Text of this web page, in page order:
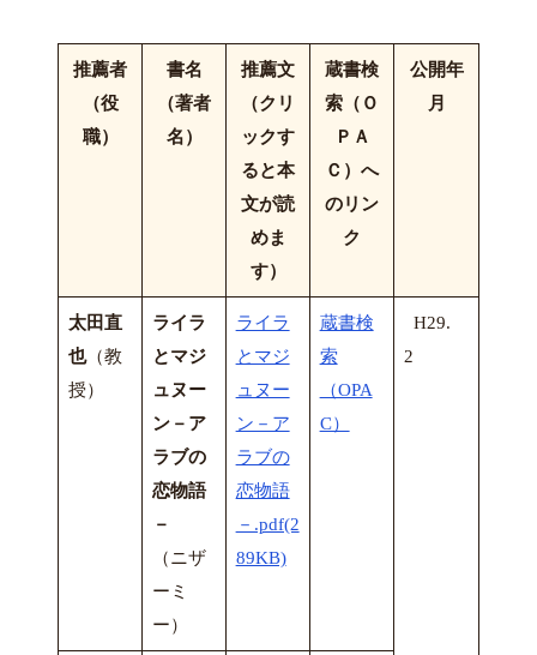
推薦者
（役
職）
書名
（著者
名）
推薦文
（クリ
ックす
ると本
文が読
めま
す）
蔵書検
索（Ｏ
ＰＡ
Ｃ）へ
のリン
ク
公開年
月
太田直
也（教
授）
ライラ
とマジ
ュヌー
ン－ア
ラブの
恋物語
－
（ニザ
ーミ
ー）
ライラ
とマジ
ュヌー
ン－ア
ラブの
恋物語
－.pdf(2
89KB)
蔵書検
索
（OPA
C）
H29.
2